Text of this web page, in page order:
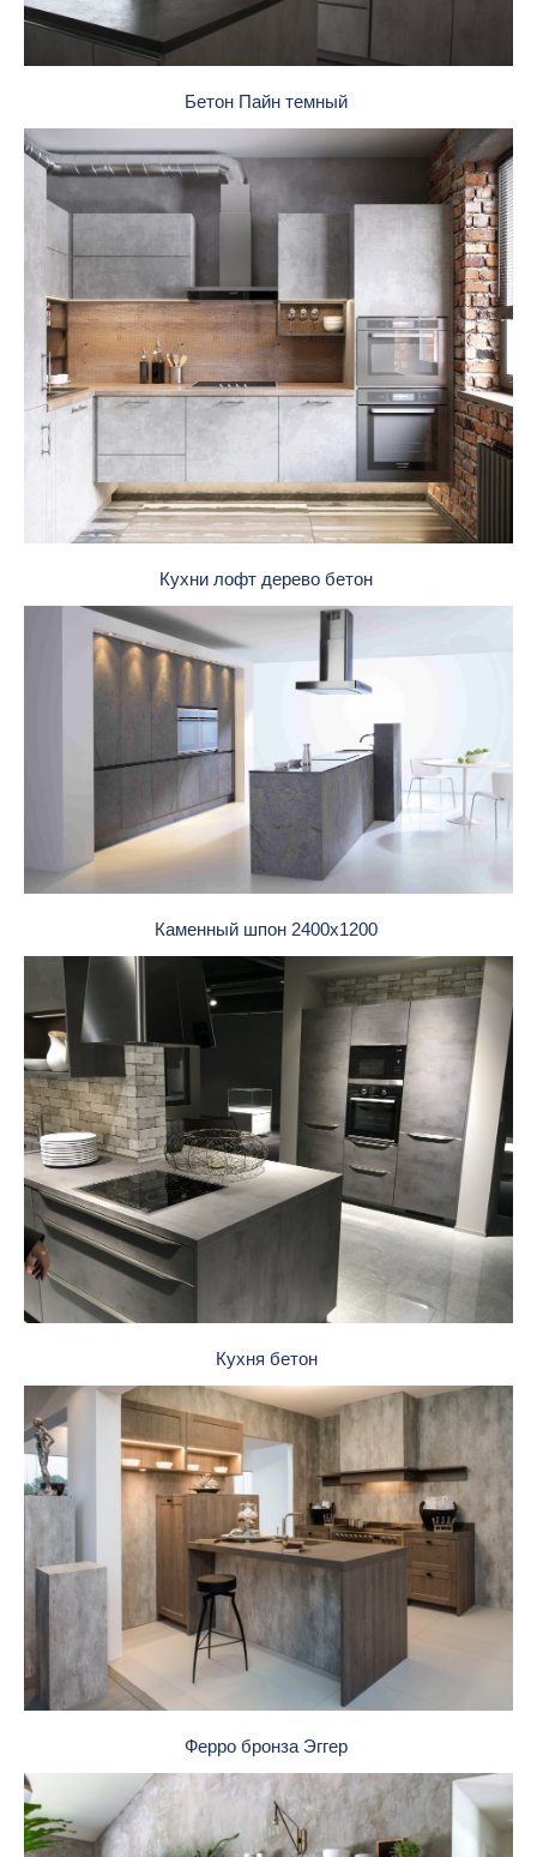
Бетон Пайн темный
Кухни лофт дерево бетон
Каменный шпон 2400x1200
Кухня бетон
Ферро бронза Эггер